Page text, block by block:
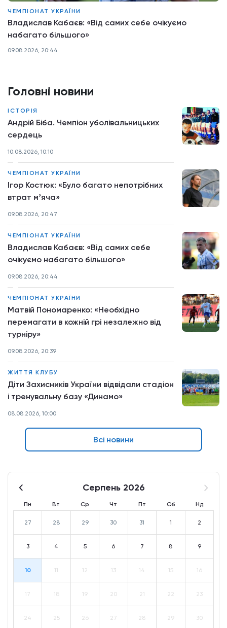
Головні новини
ІСТОРІЯ
Андрій Біба. Чемпіон уболівальницьких
сердець
10.08.2026, 10:10
ЧЕМПІОНАТ УКРАЇНИ
Ігор Костюк: «Було багато непотрібних
втрат мʼяча»
09.08.2026, 20:47
ЧЕМПІОНАТ УКРАЇНИ
Владислав Кабаєв: «Від самих себе
очікуємо набагато більшого»
09.08.2026, 20:44
ЧЕМПІОНАТ УКРАЇНИ
Матвій Пономаренко: «Необхідно
перемагати в кожній грі незалежно від
турніру»
09.08.2026, 20:39
ЖИТТЯ КЛУБУ
Діти Захисників України відвідали стадіон
і тренувальну базу «Динамо»
08.08.2026, 10:00
Всі новини
Серпень 2026
Пн Вт Ср Чт Пт Сб Нд
27 28 29 30 31 1 2
3 4 5 6 7 8 9
10 11 12 13 14 15 16
17 18 19 20 21 22 23
24 25 26 27 28 29 30
ЧЕМПІОНАТ УКРАЇНИ
Владислав Кабаєв: «Від самих себе очікуємо
набагато більшого»
09.08.2026, 20:44